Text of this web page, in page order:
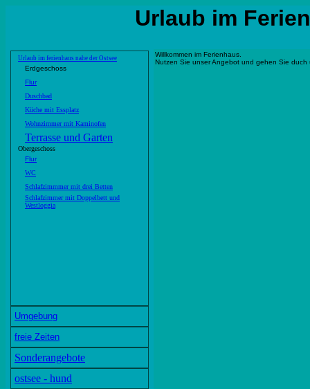
Urlaub im
Urlaub im ferienhaus nahe der Ostsee
Erdgeschoss
Flur
Duschbad
Küche mit Essplatz
Wohnzimmer mit Kaminofen
Terrasse und Garten
Obergeschoss
Flur
WC
Schlafzimmmer mit drei Betten
Schlafzimmer mit Doppelbett und
Westloggia
Umgebung
freie Zeiten
Sonderangebote
ostsee - hund
Willkommen im Ferienhaus.
Nutzen Sie unser Angebot und gehen Sie duch